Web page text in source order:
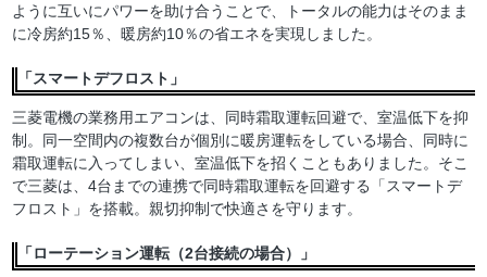
ように互いにパワーを助け合うことで、トータルの能力はそのまま
に冷房約15％、暖房約10％の省エネを実現しました。
「スマートデフロスト」
三菱電機の業務用エアコンは、同時霜取運転回避で、室温低下を抑
制。同一空間内の複数台が個別に暖房運転をしている場合、同時に
霜取運転に入ってしまい、室温低下を招くこともありました。そこ
で三菱は、4台までの連携で同時霜取運転を回避する「スマートデ
フロスト」を搭載。親切抑制で快適さを守ります。
「ローテーション運転（2台接続の場合）」